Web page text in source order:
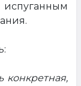
конкретная,